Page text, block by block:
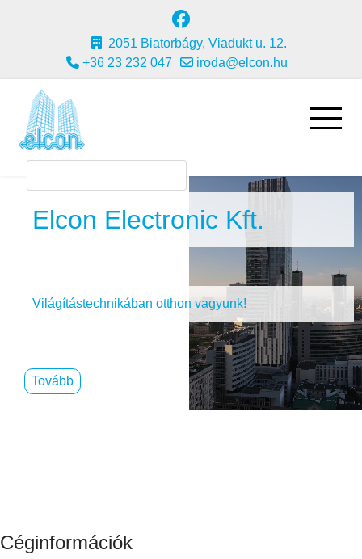
2051 Biatorbágy, Viadukt u. 12.
+36 23 232 047
iroda@elcon.hu
Elcon Electronic Kft.
Világítástechnikában otthon vagyunk!
Tovább
Céginformációk